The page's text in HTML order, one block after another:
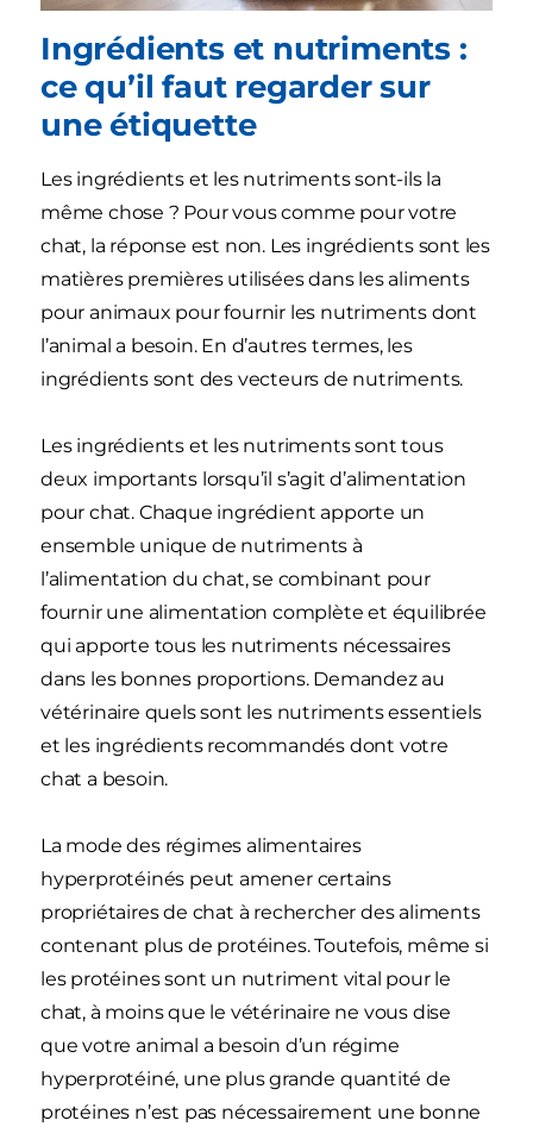
Ingrédients et nutriments :
ce qu’il faut regarder sur
une étiquette
Les ingrédients et les nutriments sont-ils la
même chose ? Pour vous comme pour votre
chat, la réponse est non. Les ingrédients sont les
matières premières utilisées dans les aliments
pour animaux pour fournir les nutriments dont
l’animal a besoin. En d’autres termes, les
ingrédients sont des vecteurs de nutriments.
Les ingrédients et les nutriments sont tous
deux importants lorsqu’il s’agit d’alimentation
pour chat. Chaque ingrédient apporte un
ensemble unique de nutriments à
l’alimentation du chat, se combinant pour
fournir une alimentation complète et équilibrée
qui apporte tous les nutriments nécessaires
dans les bonnes proportions. Demandez au
vétérinaire quels sont les nutriments essentiels
et les ingrédients recommandés dont votre
chat a besoin.
La mode des régimes alimentaires
hyperprotéinés peut amener certains
propriétaires de chat à rechercher des aliments
contenant plus de protéines. Toutefois, même si
les protéines sont un nutriment vital pour le
chat, à moins que le vétérinaire ne vous dise
que votre animal a besoin d’un régime
hyperprotéiné, une plus grande quantité de
protéines n’est pas nécessairement une bonne